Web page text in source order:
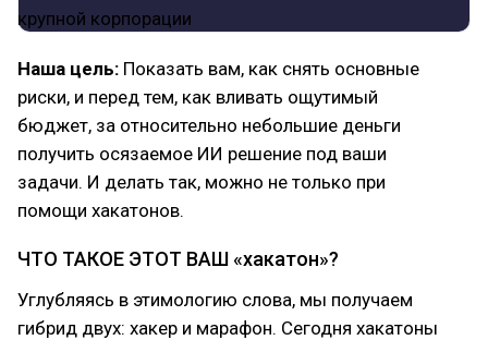
Наша цель: Показать вам, как снять основные
риски, и перед тем, как вливать ощутимый
бюджет, за относительно небольшие деньги
получить осязаемое ИИ решение под ваши
задачи. И делать так, можно не только при
помощи хакатонов.
ЧТО ТАКОЕ ЭТОТ ВАШ «хакатон»?
Углубляясь в этимологию слова, мы получаем
гибрид двух: хакер и марафон. Сегодня хакатоны